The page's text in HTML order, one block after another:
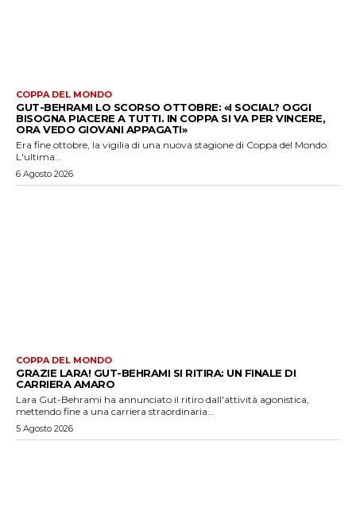
COPPA DEL MONDO
GUT-BEHRAMI LO SCORSO OTTOBRE: «I SOCIAL? OGGI
BISOGNA PIACERE A TUTTI. IN COPPA SI VA PER VINCERE,
ORA VEDO GIOVANI APPAGATI»
Era fine ottobre, la vigilia di una nuova stagione di Coppa del Mondo.
L'ultima...
6 Agosto 2026
COPPA DEL MONDO
GRAZIE LARA! GUT-BEHRAMI SI RITIRA: UN FINALE DI
CARRIERA AMARO
Lara Gut-Behrami ha annunciato il ritiro dall'attività agonistica,
mettendo fine a una carriera straordinaria...
5 Agosto 2026